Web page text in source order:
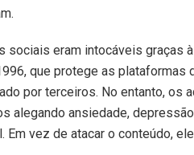
sociais eram intocáveis graças
que protege as plataformas
por terceiros. No entanto, os
alegando ansiedade,
Em vez de atacar o conteúdo,